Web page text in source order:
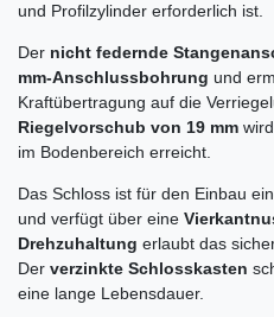
und Profilzylinder erforderlich ist.
Der nicht federnde
mm-Anschlussbohrung und
Kraftübertragung auf die
Riegelvorschub von 19 mm
im Bodenbereich erreicht.
Das Schloss ist für den Einbau
und verfügt über eine
Drehzuhaltung erlaubt das
Der verzinkte Schlosskasten
eine lange Lebensdauer.